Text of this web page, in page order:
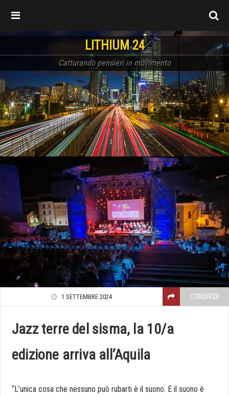
LITHIUM 24
Catturando pensieri in movimento
1 SETTEMBRE 2024 CONDIVIDI
Jazz terre del sisma, la 10/a
edizione arriva all’Aquila
“L’unica cosa che nessuno può rubarti è il suono. E il suono è